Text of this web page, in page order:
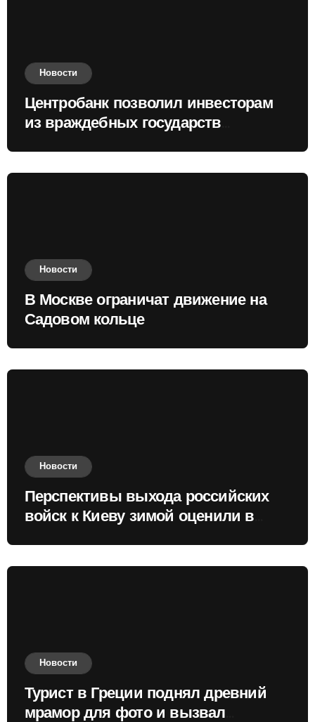
Новости
Центробанк позволил инвесторам
из враждебных государств
Новости
В Москве ограничат движение на
Садовом кольце
Новости
Перспективы выхода российских
войск к Киеву зимой оценили в
Новости
Турист в Греции поднял древний
мрамор для фото и вызвал